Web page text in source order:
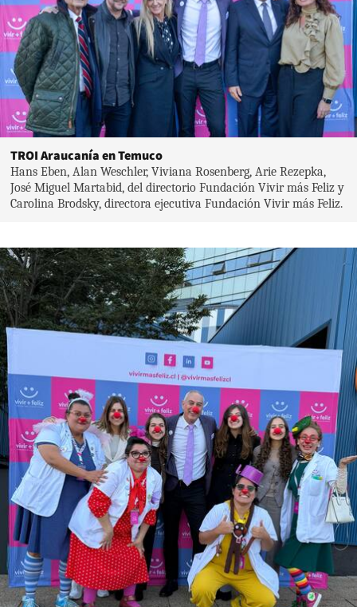
TROI Araucanía en Temuco
Hans Eben, Alan Weschler, Viviana Rosenberg, Arie Rezepka,
José Miguel Martabid, del directorio Fundación Vivir más Feliz y
Carolina Brodsky, directora ejecutiva Fundación Vivir más Feliz.